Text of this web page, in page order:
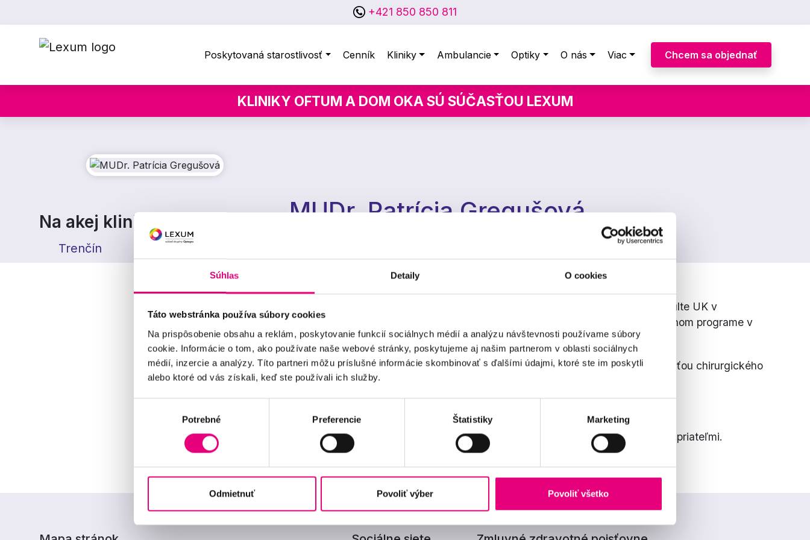
Súhlas Detaily O cookies
Táto webstránka používa súbory cookies
Na prispôsobenie obsahu a reklám, poskytovanie funkcií sociálnych médií a analýzu návštevnosti používame súbory
cookie. Informácie o tom, ako používate naše webové stránky, poskytujeme aj našim partnerom v oblasti sociálnych
médií, inzercie a analýzy. Títo partneri môžu príslušné informácie skombinovať s ďalšími údajmi, ktoré ste im poskytli
alebo ktoré od vás získali, keď ste používali ich služby.
Potrebné Preferencie Štatistiky Marketing
Odmietnuť Povoliť výber Povoliť všetko
+421 850 850 811
Poskytovaná starostlivosť Cenník Kliniky Ambulancie Optiky O nás Viac Chcem sa objednať
KLINIKY OFTUM A DOM OKA SÚ SÚČASŤOU LEXUM
MUDr. Patrícia Gregušová
Na akej klinike pôsobím
Trenčín
MUDr. Patrícia Gregušová s vyznamenaním ukončila štúdium na lekárskej fakulte UK v
Bratislave, odbor všeobecné lekárstvo. V súčasnosti je zaradená v špecializačnom programe v
odbore oftalmológia na SZU v Bratislave.
Od septembra 2022 pracovala v Očnom centre Sokolík. Od roku 2023 je súčasťou chirurgického
tímu očnej kliniky Lexum v Trenčíne.
Vo voľnom čase sa rada venuje športu, cestovaniu a rada trávi čas s rodinou a priateľmi.